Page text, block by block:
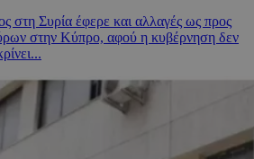
στη Συρία έφερε και αλλαγές ως προς
στην Κύπρο, αφού η κυβέρνηση δεν